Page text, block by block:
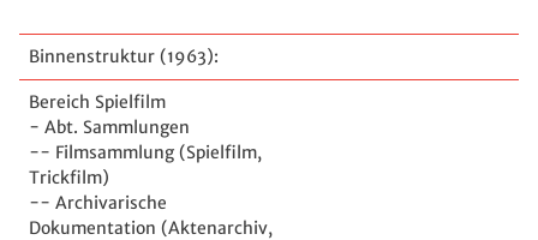
Binnenstruktur (1963):
Bereich Spielfilm
- Abt. Sammlungen
-- Filmsammlung (Spielfilm,
Trickfilm)
-- Archivarische
Dokumentation (Aktenarchiv,